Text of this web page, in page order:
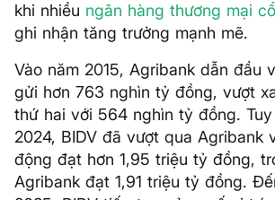
khi nhiều ngân hàng thương mại
ghi nhận tăng trưởng mạnh mẽ.
Vào năm 2015, Agribank dẫn đầu
gửi hơn 763 nghìn tỷ đồng, vượt
thứ hai với 564 nghìn tỷ đồng.
2024, BIDV đã vượt qua Agribank
động đạt hơn 1,95 triệu tỷ đồng,
Agribank đạt 1,91 triệu tỷ đồng.